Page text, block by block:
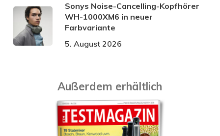
Sonys Noise-Cancelling-Kopfhörer
WH-1000XM6 in neuer
Farbvariante
5. August 2026
Außerdem erhältlich